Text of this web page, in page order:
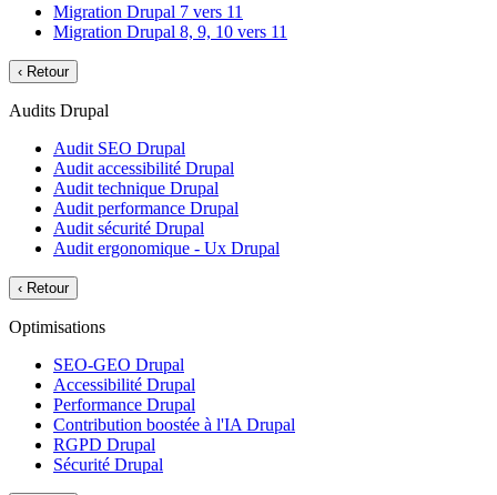
Migration Drupal 7 vers 11
Migration Drupal 8, 9, 10 vers 11
‹ Retour
Audits Drupal
Audit SEO Drupal
Audit accessibilité Drupal
Audit technique Drupal
Audit performance Drupal
Audit sécurité Drupal
Audit ergonomique - Ux Drupal
‹ Retour
Optimisations
SEO-GEO Drupal
Accessibilité Drupal
Performance Drupal
Contribution boostée à l'IA Drupal
RGPD Drupal
Sécurité Drupal